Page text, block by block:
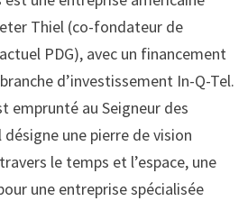
Thiel (co-fondateur de
PDG), avec un financement
d’investissement In-Q-Tel.
emprunté au Seigneur des
une pierre de vision
le temps et l’espace, une
une entreprise spécialisée